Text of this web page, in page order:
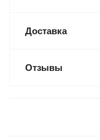
Доставка
Отзывы